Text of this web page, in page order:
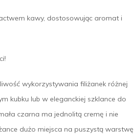
kawy, dostosowując aromat i
wykorzystywania filiżanek różnej
kubku lub w eleganckiej szklance do
czarna ma jednolitą cremę i nie
dużo miejsca na puszystą warstwę